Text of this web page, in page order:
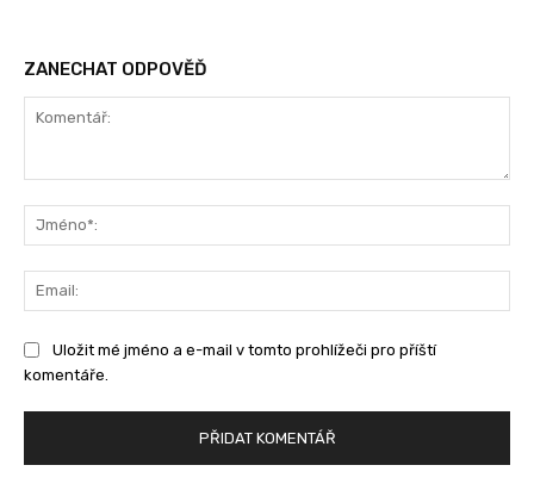
ZANECHAT ODPOVĚĎ
Uložit mé jméno a e-mail v tomto prohlížeči pro příští
komentáře.